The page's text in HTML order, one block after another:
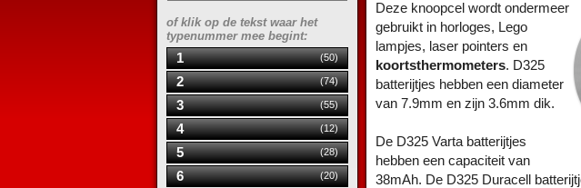
Deze knoopcel wordt ondermeer
gebruikt in horloges, Lego
lampjes, laser pointers en
koortsthermometers. D325
batterijtjes hebben een diameter
van 7.9mm en zijn 3.6mm dik.
De D325 Varta batterijtjes
hebben een capaciteit van
38mAh. De D325 Duracell
of klik op de tekst waar het
typenummer mee begint:
1 (50)
2 (74)
3 (55)
4 (12)
5 (28)
6 (20)